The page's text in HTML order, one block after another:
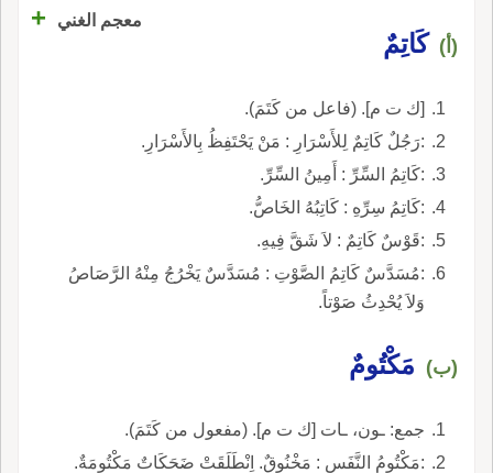
معجم الغني +
(أ) كَاتِمٌ
[ك ت م]. (فاعل من كَتَمَ).
:رَجُلٌ كَاتِمٌ لِلأَسْرَارِ : مَنْ يَحْتَفِظُ بِالأَسْرَارِ.
:كَاتِمُ السِّرِّ : أَمِينُ السِّرِّ.
:كَاتِمُ سِرِّهِ : كَاتِبُهُ الخَاصُّ.
:قَوْسٌ كَاتِمٌ : لاَ شَقَّ فِيهِ.
:مُسَدَّسٌ كَاتِمُ الصَّوْتِ : مُسَدَّسٌ يَخْرُجُ مِنْهُ الرَّصَاصُ
وَلاَ يُحْدِثُ صَوْتاً.
(ب) مَكْتُومٌ
جمع: ـون، ـات [ك ت م]. (مفعول من كَتَمَ).
:مَكْتُومُ النَّفَسِ : مَخْنُوقٌ. اِنْطَلَقَتْ ضَحَكَاتٌ مَكْتُومَةٌ.